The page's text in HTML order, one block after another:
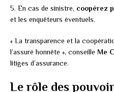
5. En cas de sinistre, coopérez
et les enquêteurs éventuels.
« La transparence et la
l’assuré honnête », conseille Me
litiges d’assurance.
Le rôle des